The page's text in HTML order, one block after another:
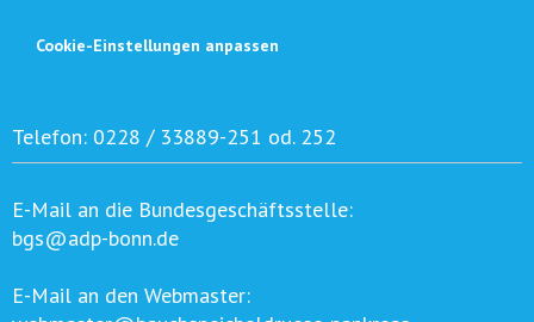
Cookie-Einstellungen anpassen
Telefon: 0228 / 33889-251 od. 252
E-Mail an die Bundesgeschäftsstelle:
bgs@adp-bonn.de
E-Mail an den Webmaster: